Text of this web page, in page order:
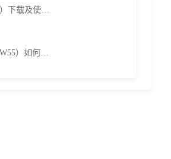
接而连本地化免费版本（服务端）下载及使用操作手册
华为国产台式计算机（华为擎云W55）如何下载 J2L3x 客户端